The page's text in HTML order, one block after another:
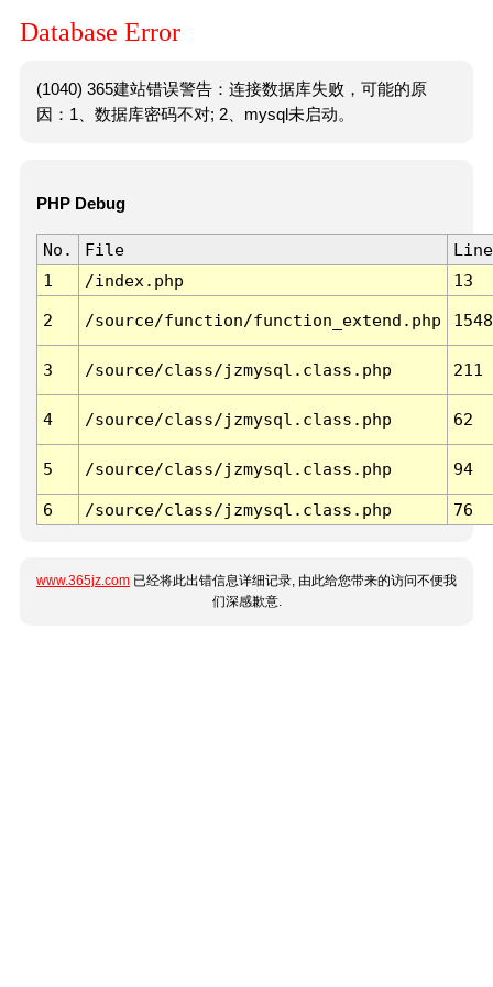
Database Error
(1040) 365建站错误警告：连接数据库失败，可能的原
因：1、数据库密码不对; 2、mysql未启动。
PHP Debug
No. File
Line
1
/index.php 13
2 /source/function/function_extend.php 1548
3 /source/class/jzmysql.class.php 211
4 /source/class/jzmysql.class.php 62
5 /source/class/jzmysql.class.php 94
6 /source/class/jzmysql.class.php 76
www.365jz.com 已经将此出错信息详细记录, 由此给您带来的访问不便我
们深感歉意.